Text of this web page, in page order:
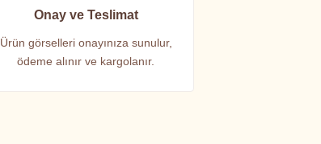
Onay ve Teslimat
Ürün görselleri onayınıza sunulur,
ödeme alınır ve kargolanır.